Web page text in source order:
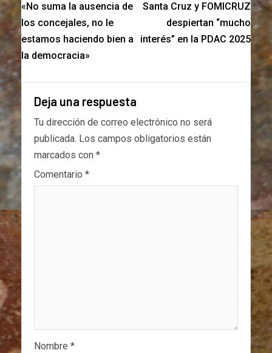
«No suma la ausencia de
los concejales, no le
estamos haciendo bien a
la democracia»
Santa Cruz y FOMICRUZ
despiertan “mucho
interés” en la PDAC 2025
Deja una respuesta
Tu dirección de correo electrónico no será
publicada. Los campos obligatorios están
marcados con *
Comentario *
Nombre *